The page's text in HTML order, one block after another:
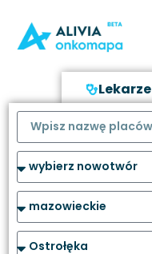
Lekarze